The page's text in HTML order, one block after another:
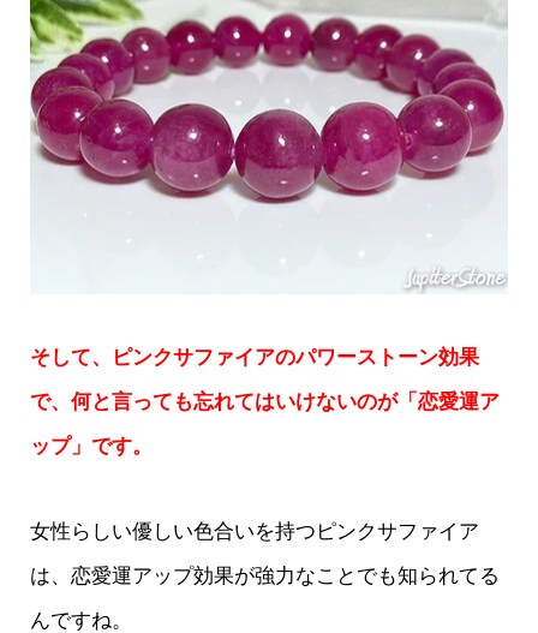
そして、ピンクサファイアのパワーストーン効果
で、何と言っても忘れてはいけないのが「恋愛運ア
ップ」です。
女性らしい優しい色合いを持つピンクサファイア
は、恋愛運アップ効果が強力なことでも知られてる
んですね。